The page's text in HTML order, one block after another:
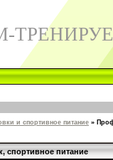
и спортивное питание »
спортивное питание